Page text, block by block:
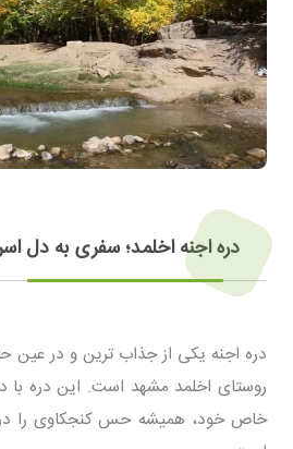
دره اجنه اخلمد؛ سفری به دل
دره اجنه یکی از جذاب ترین و در عین
روستای اخلمد مشهد است. این دره با
خاص خود، همیشه حس کنجکاوی را در